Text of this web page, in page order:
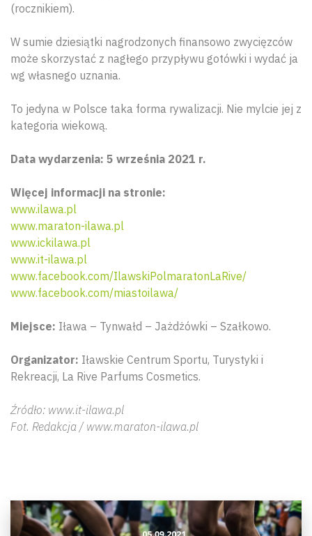
(rocznikiem).
W sumie dziesiątki nagrodzonych finansowo zwycięzców
może skorzystać z nagłego przypływu gotówki i wydać ja
wg własnego uznania.
To jedyna w Polsce taka forma rywalizacji. Nie mylcie jej z
kategoria wiekową.
Data wydarzenia: 5 września 2021 r.
Więcej informacji na stronie:
www.ilawa.pl
www.maraton-ilawa.pl
www.ickilawa.pl
www.it-ilawa.pl
www.facebook.com/IlawskiPolmaratonLaRive/
www.facebook.com/miastoilawa/
Miejsce: Iława – Tynwałd – Jażdżówki – Szałkowo.
Organizator: Iławskie Centrum Sportu, Turystyki i
Rekreacji, La Rive Parfums Cosmetics.
Źródło: www.it-ilawa.pl
Fot. Redakcja / www.maraton-ilawa.pl